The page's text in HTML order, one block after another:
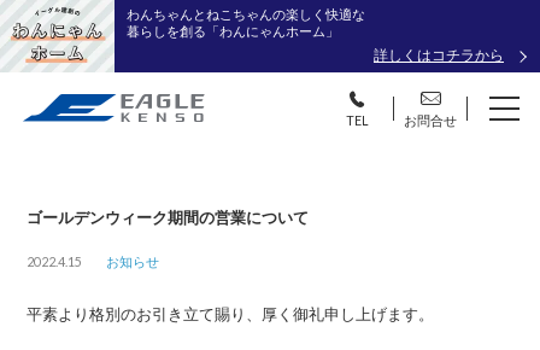
わんちゃんとねこちゃんの楽しく快適な
暮らしを創る「わんにゃんホーム」
詳しくはコチラから
TEL お問合せ
ゴールデンウィーク期間の営業について
2022.4.15 お知らせ
平素より格別のお引き立て賜り、厚く御礼申し上げます。